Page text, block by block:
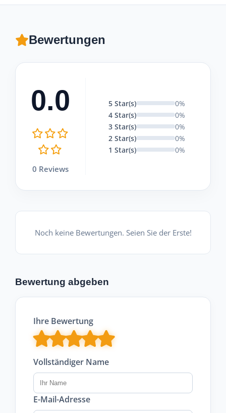
Bewertungen
0.0
0 Reviews
5 Star(s)
0%
4 Star(s)
0%
3 Star(s)
0%
2 Star(s)
0%
1 Star(s)
0%
Noch keine Bewertungen. Seien Sie der Erste!
Bewertung abgeben
Ihre Bewertung
Vollständiger Name
E-Mail-Adresse